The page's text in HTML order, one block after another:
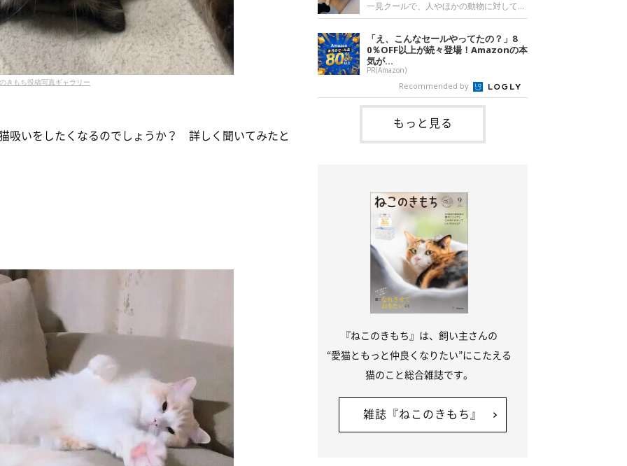
きもち投稿写真ギャラリー
吸いをしたくなるのでしょうか？ 詳しく聞いてみたと
き声だけで原因を決めるのは難しく、体調
や環境の変化を
行き来できるようにするねこのきもち投稿
写真ギャラリー猫が寒いと感じたときに、
ましょう。冷房の効いていない部屋や廊下
へも自由に行き来できるように、ドアは猫
が通れる程度に
ことも。ねこのきもちWEB MAGAZINEで
は、飼い主さんたちにアンケートを実施
感じる状況を教えてもらいました。また、
ねこのきもち獣医師相談室の原駿太朗先生
には、実際に猫は甘噛みする相手を選んで
いるのか、その真相をお聞きします。約6
割の飼い主さんが「甘噛みする相手を選ん
でいる」と感じていた※2026年5月実施
一見クールで、人やほかの動物に対してあ
まり求めないように見える猫。しかし、実
は甘えん坊な性格の猫も少なくありませ
ん。今回は猫たちが出している“甘えサイ
ン”について、帝京科学大学生命環境学部
アニマルサイエンス学科准教授の加隈良枝
先生に教えていただきました。鳴くのは、
かまってほしいサインねこのきもち投稿写
真ギャラリーもともと、子猫が親猫に対し
てお世話を求めるときに鳴き声を使いま
す。子猫なので「ニャー」よりもややか細
い「ミャア」といった鳴き声になります
「え、こんなセールやってたの？」8
0％OFF以上が続々登場！Amazonの本
気が...
PR(Amazon)
Recommended by
もっと見る
『ねこのきもち』は、飼い主さんの
“愛猫ともっと仲良くなりたい”にこたえる
猫のこと総合雑誌です。
雑誌『ねこのきもち』